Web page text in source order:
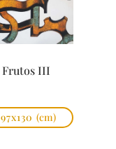
Frutos III
97x130 (cm)